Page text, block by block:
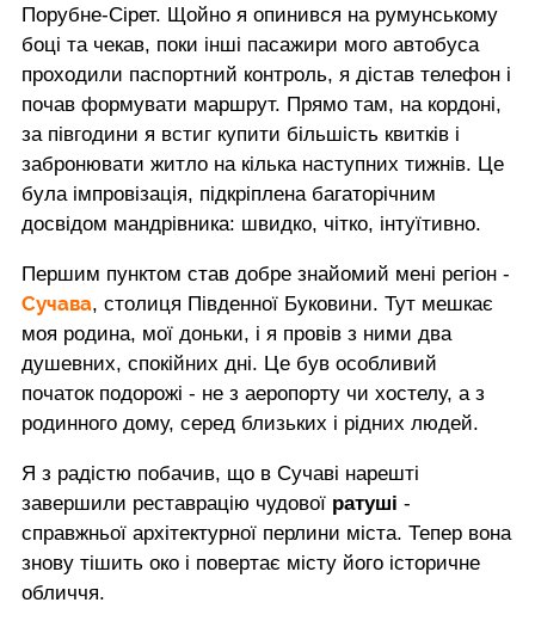
Порубне-Сірет. Щойно я опинився на румунському
боці та чекав, поки інші пасажири мого автобуса
проходили паспортний контроль, я дістав телефон і
почав формувати маршрут. Прямо там, на кордоні,
за півгодини я встиг купити більшість квитків і
забронювати житло на кілька наступних тижнів. Це
була імпровізація, підкріплена багаторічним
досвідом мандрівника: швидко, чітко, інтуїтивно.
Першим пунктом став добре знайомий мені регіон -
Сучава, столиця Південної Буковини. Тут мешкає
моя родина, мої доньки, і я провів з ними два
душевних, спокійних дні. Це був особливий
початок подорожі - не з аеропорту чи хостелу, а з
родинного дому, серед близьких і рідних людей.
Я з радістю побачив, що в Сучаві нарешті
завершили реставрацію чудової ратуші -
справжньої архітектурної перлини міста. Тепер вона
знову тішить око і повертає місту його історичне
обличчя.